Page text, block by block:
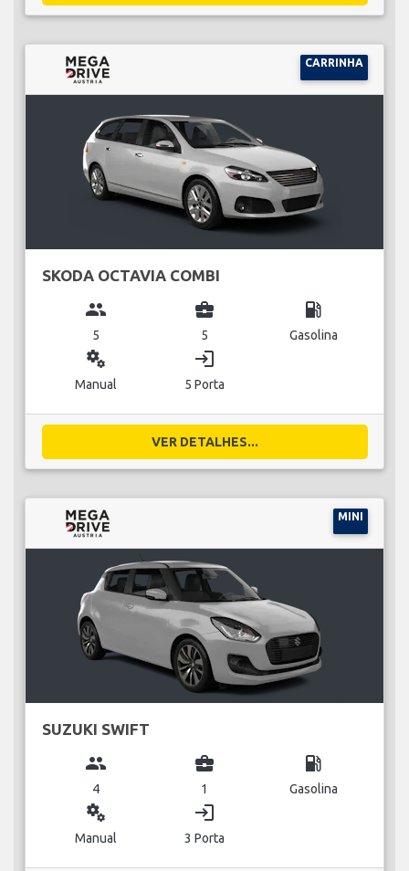
CARRINHA
SKODA OCTAVIA COMBI
group
5
business_center
5
local_gas_station
Gasolina
miscellaneous_services
Manual
login
5 Porta
VER DETALHES...
MINI
SUZUKI SWIFT
group
4
business_center
1
local_gas_station
Gasolina
miscellaneous_services
Manual
login
3 Porta